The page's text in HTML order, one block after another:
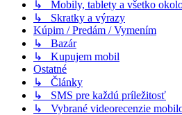
↳ Mobily, tablety a všetko
↳ Skratky a výrazy
Kúpim / Predám / Vymením
↳ Bazár
↳ Kupujem mobil
Ostatné
↳ Články
↳ SMS pre každú príležitosť
↳ Vybrané videorecenzie